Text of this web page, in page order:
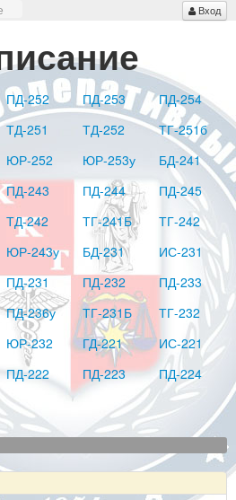
Вход
ПД-252 ПД-253
ПД-254
ТД-251 ТД-252
ТГ-251б
ЮР-252 ЮР-253у
БД-241
ПД-243 ПД-244
ПД-245
ТД-242 ТГ-241Б
ТГ-242
ЮР-243у БД-231
ИС-231
ПД-231 ПД-232
ПД-233
ПД-236у ТГ-231Б
ТГ-232
ЮР-232 ГД-221
ИС-221
ПД-222 ПД-223
ПД-224